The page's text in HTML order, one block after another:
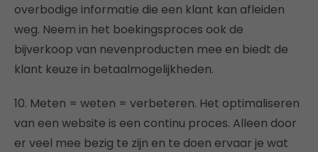
overbodige informatie die een klant kan afleiden
weg. Neem in het boekingsproces ook de
bijverkoop van nevenproducten mee en biedt de
klant keuze in betaalmogelijkheden.
10. Meten = weten = verbeteren. Het optimaliseren
van een website is een continu proces. Alleen door
er veel mee bezig te zijn en te doen ervaar je wat